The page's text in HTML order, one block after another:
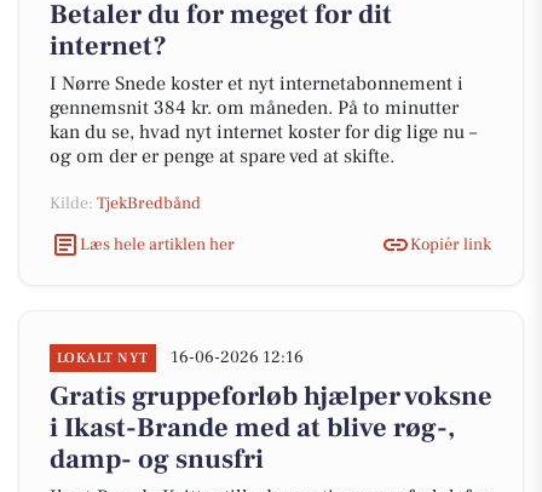
Betaler du for meget for dit
internet?
I Nørre Snede koster et nyt internetabonnement i
gennemsnit 384 kr. om måneden. På to minutter
kan du se, hvad nyt internet koster for dig lige nu –
og om der er penge at spare ved at skifte.
Kilde: TjekBredbånd
Læs hele artiklen her
Kopiér link
LOKALT NYT 16-06-2026 12:16
Gratis gruppeforløb hjælper voksne
i Ikast-Brande med at blive røg-,
damp- og snusfri